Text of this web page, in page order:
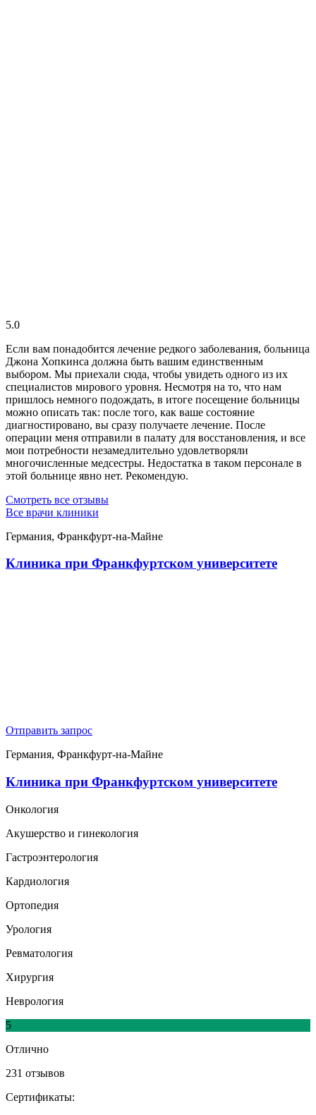
5.0
Если вам понадобится лечение редкого заболевания, больница
Джона Хопкинса должна быть вашим единственным
выбором. Мы приехали сюда, чтобы увидеть одного из их
специалистов мирового уровня. Несмотря на то, что нам
пришлось немного подождать, в итоге посещение больницы
можно описать так: после того, как ваше состояние
диагностировано, вы сразу получаете лечение. После
операции меня отправили в палату для восстановления, и все
мои потребности незамедлительно удовлетворяли
многочисленные медсестры. Недостатка в таком персонале в
этой больнице явно нет. Рекомендую.
Смотреть все отзывы
Все врачи клиники
Германия, Франкфурт-на-Майне
Клиника при Франкфуртском университете
Отправить запрос
Германия, Франкфурт-на-Майне
Клиника при Франкфуртском университете
Онкология
Акушерство и гинекология
Гастроэнтерология
Кардиология
Ортопедия
Урология
Ревматология
Хирургия
Неврология
5
Отлично
231 отзывов
Сертификаты: